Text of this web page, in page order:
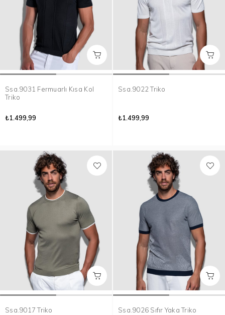
Ssa.9031 Fermuarlı Kısa Kol
Triko
₺1.499,99
Ssa.9022 Triko
₺1.499,99
Ssa.9017 Triko Ssa.9026 Sıfır Yaka Triko